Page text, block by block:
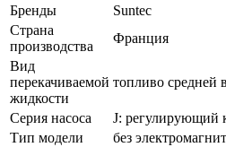
Бренды
Suntec
Страна
производства
Франция
Вид
перекачиваемой
жидкости
топливо средней
Серия насоса
J: регулирующий
Тип модели
без